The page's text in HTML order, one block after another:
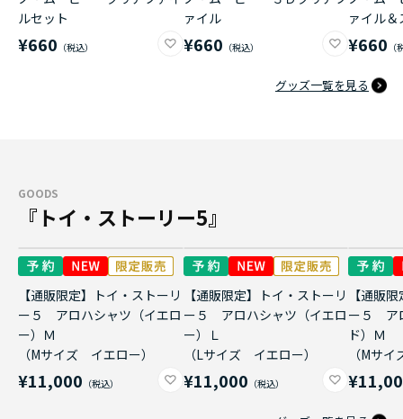
ルセット
¥660
ァイル
¥660
ァイル
¥660
グッズ一覧を見る
GOODS
『トイ・ストーリー5』
【通販限定】トイ・ストーリ
ー５ アロハシャツ（イエロ
ー）Ｍ
（Mサイズ イエロー）
¥11,000
【通販限定】トイ・ストーリ
ー５ アロハシャツ（イエロ
ー）Ｌ
（Lサイズ イエロー）
¥11,000
【通販
ー５ ア
ド）Ｍ
（Mサ